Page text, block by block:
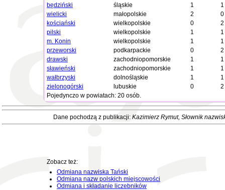
będziński
śląskie 1
1
wielicki
małopolskie 2
0
kościański
wielkopolskie 0
2
pilski
wielkopolskie 1
1
m. Konin
wielkopolskie 1
1
przeworski
podkarpackie 0
2
drawski
zachodniopomorskie 1
1
sławieński
zachodniopomorskie 1
1
wałbrzyski
dolnośląskie 1
1
zielonogórski
lubuskie 0
2
Pojedynczo w powiatach: 20 osób.
Dane pochodzą z publikacji: Kazimierz Rymut, Słownik
Zobacz też:
Odmiana nazwiska Tański
Odmiana nazw polskich miejscowości
Odmiana i składanie liczebników